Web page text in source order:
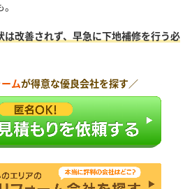
改善されず、早急に下地補修を行う必
ムが得意な優良会社を探す／